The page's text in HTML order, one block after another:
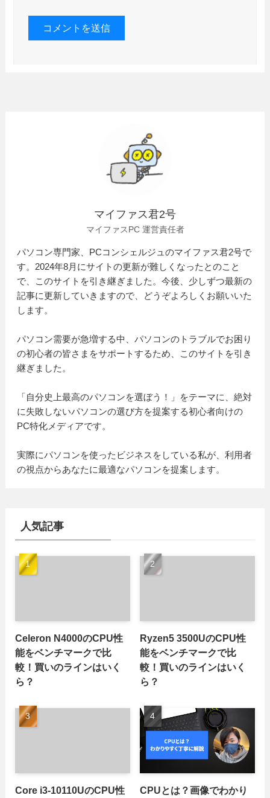
マイファス君2号
マイファスPC 運営責任者
パソコン専門家、PCコンシェルジュのマイファス君2号で
す。2024年8月にサイトの更新が難しくなったとのこと
で、このサイトを引き継ぎました。今後、少しずつ最新の
記事に更新していきますので、どうぞよろしくお願いいた
します。
パソコン需要が急増する中、パソコンのトラブルでお困り
の初心者の皆さまをサポートするため、このサイトを引き
継ぎました。
「自分史上最高のパソコンを選ぼう！」をテーマに、絶対
に失敗しないパソコンの選び方を提案する初心者向けの
PC特化メディアです。
実際にパソコンを使ったビジネスをしている私が、利用者
の視点からあなたに最適なパソコンを提案します。
人気記事
Celeron N4000のCPU性
能をベンチマークで比
較！買いのラインはいく
ら？
Ryzen5 3500UのCPU性
能をベンチマークで比
較！買いのラインはいく
ら？
Core i3-10110UのCPU性
CPUとは？画像でわかり